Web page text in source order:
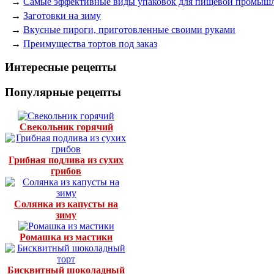
→ Заготовки на зиму
→ Вкусные пироги, приготовленные своими руками
→ Преимущества тортов под заказ
Интересные рецепты
Популярные рецепты
Свекольник горячий
Грибная подлива из сухих
грибов
Солянка из капусты на
зиму
Ромашка из мастики
Бисквитный шоколадный